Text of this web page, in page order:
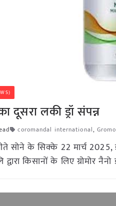
दूसरा लकी ड्रॉ संपन्न
coromandal international,
के सिक्के 22 मार्च 2025,
किसानों के लिए ग्रोमोर